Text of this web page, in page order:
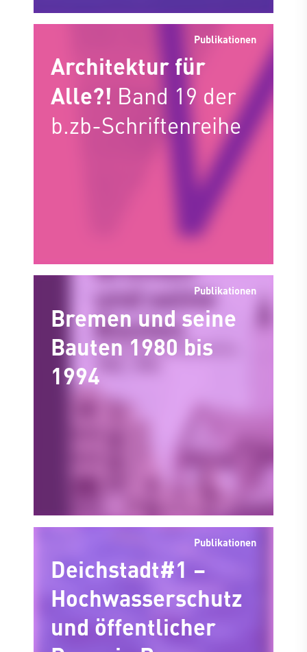
Publikationen
Architektur für
Alle?! Band 19 der
b.zb-Schriftenreihe
Publikationen
Bremen und seine
Bauten 1980 bis
1994
Publikationen
Deichstadt#1 –
Hochwasserschutz
und öffentlicher